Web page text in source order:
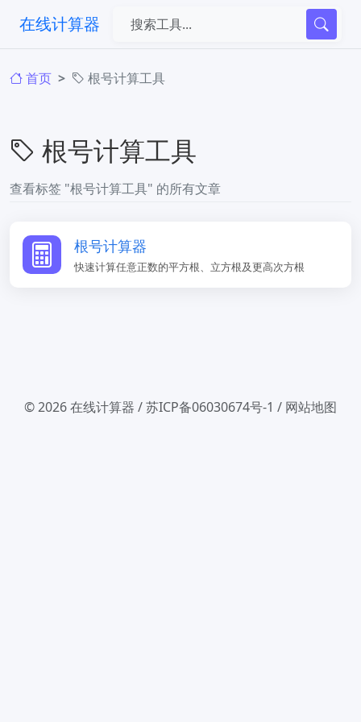
在线计算器
首页 根号计算工具
根号计算工具
查看标签 "根号计算工具" 的所有文章
根号计算器
快速计算任意正数的平方根、立方根及更高次方根
© 2026在线计算器 /苏ICP备06030674号-1 / 网站地图